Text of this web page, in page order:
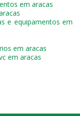
em aracas
e equipamentos em
em aracas
em aracas